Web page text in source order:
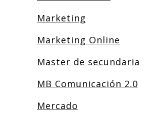
Marketing
Marketing Online
Master de secundaria
MB Comunicación 2.0
Mercado